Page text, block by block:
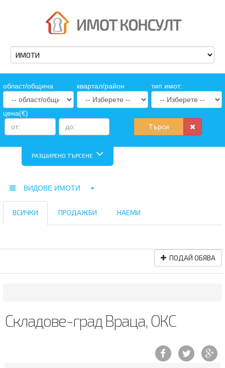
oбласт/община квартал/район тип имот:
цена(€)
Търси
РАЗШИРЕНО ТЪРСЕНЕ
ВИДОВЕ ИМОТИ
ВСИЧКИ ПРОДАЖБИ НАЕМИ
ПОДАЙ ОБЯВА
Складове-град Враца, ОКС